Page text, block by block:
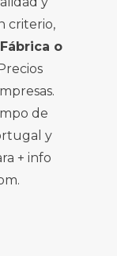
criterio,
o
de
y
+ info